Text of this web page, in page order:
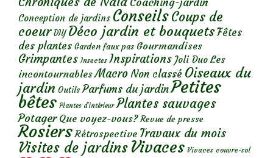
Conception de jardins ConseilsCoups de
coeur DIY Déco jardin et bouquetsFêtes
des plantes Garden faux pas Gourmandises
Grimpantes Insectes Inspirations Joli Duo Les
incontournables Macro Non classé Oiseaux du
jardin Outils Parfums du jardinPetites
bêtes Plantes d’intérieur Plantes sauvages
Potager Que voyez-vous? Revue de presse
Rosiers Rétrospective Travaux du mois
Visites de jardins Vivaces Vivaces couvre-sol